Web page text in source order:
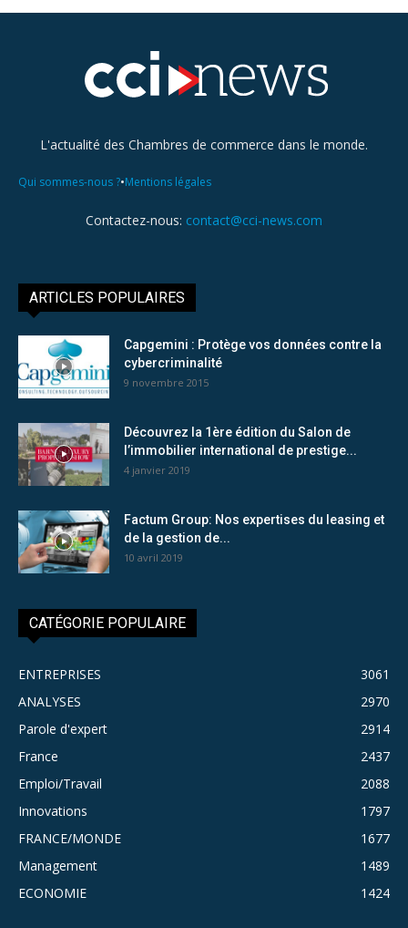
L'actualité des Chambres de commerce dans le monde.
Qui sommes-nous ?•Mentions légales
Contactez-nous: contact@cci-news.com
ARTICLES POPULAIRES
Capgemini : Protège vos données contre la
cybercriminalité
9 novembre 2015
Découvrez la 1ère édition du Salon de
l’immobilier international de prestige...
4 janvier 2019
Factum Group: Nos expertises du leasing et
de la gestion de...
10 avril 2019
CATÉGORIE POPULAIRE
ENTREPRISES
3061
ANALYSES
2970
Parole d'expert
2914
France
2437
Emploi/Travail
2088
Innovations
1797
FRANCE/MONDE
1677
Management
1489
ECONOMIE
1424